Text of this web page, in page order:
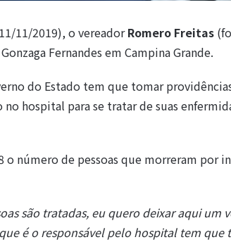
11/2019), o vereadorRomero Freitas
Fernandes em Campina Grande.
do Estado tem que tomar
no hospital para se tratar de suas
o número de pessoas que morreram por
são tratadas, eu quero deixar aqui
é o responsável pelo hospital tem